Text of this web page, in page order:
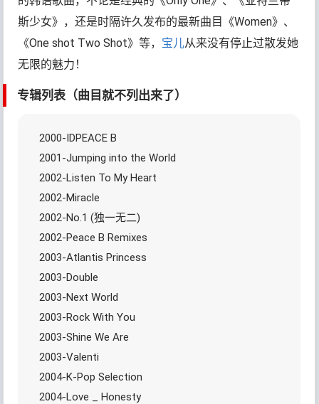
斯少女》，还是时隔许久发布的最新曲目《Women》、
《One shot Two Shot》等， 宝儿从来没有停止过散发她
无限的魅力！
专辑列表（曲目就不列出来了）
2000-IDPEACE B
2001-Jumping into the World
2002-Listen To My Heart
2002-Miracle
2002-No.1 (独一无二)
2002-Peace B Remixes
2003-Atlantis Princess
2003-Double
2003-Next World
2003-Rock With You
2003-Shine We Are
2003-Valenti
2004-K-Pop Selection
2004-Love _ Honesty